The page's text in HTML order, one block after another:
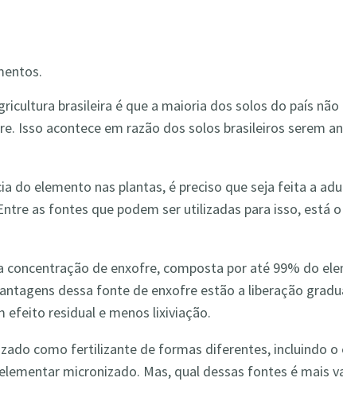
brasileira é que a maioria dos solos do país não
Isso acontece em razão dos solos brasileiros serem
do elemento nas plantas, é preciso que seja feita a
as fontes que podem ser utilizadas para isso, está
de enxofre, composta por até 99% do
dessa fonte de enxofre estão a liberação
efeito residual e menos lixiviação.
como fertilizante de formas diferentes, incluindo o
micronizado. Mas, qual dessas fontes é mais